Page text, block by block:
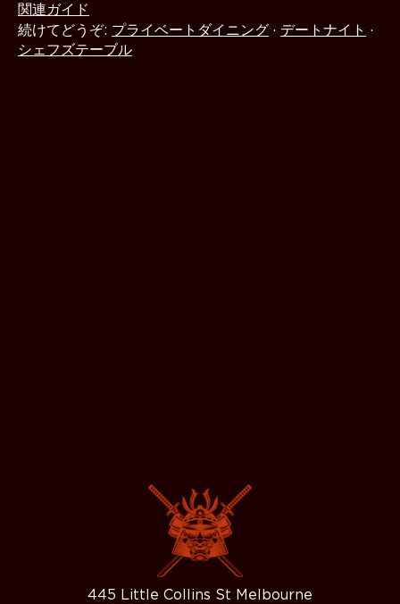
関連ガイド
続けてどうぞ: プライベートダイニング · デートナイト ·
シェフズテーブル
445 Little Collins St Melbourne